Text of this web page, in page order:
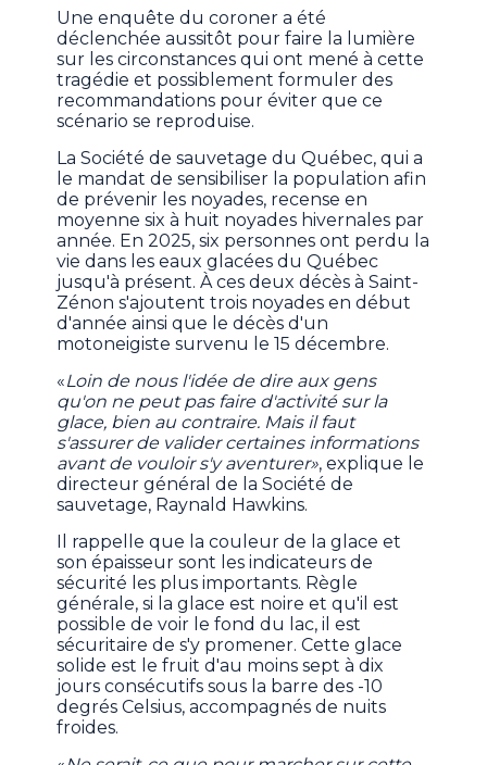
Une enquête du coroner a été
déclenchée aussitôt pour faire la lumière
sur les circonstances qui ont mené à cette
tragédie et possiblement formuler des
recommandations pour éviter que ce
scénario se reproduise.
La Société de sauvetage du Québec, qui a
le mandat de sensibiliser la population afin
de prévenir les noyades, recense en
moyenne six à huit noyades hivernales par
année. En 2025, six personnes ont perdu la
vie dans les eaux glacées du Québec
jusqu'à présent. À ces deux décès à Saint-
Zénon s'ajoutent trois noyades en début
d'année ainsi que le décès d'un
motoneigiste survenu le 15 décembre.
«Loin de nous l'idée de dire aux gens
qu'on ne peut pas faire d'activité sur la
glace, bien au contraire. Mais il faut
s'assurer de valider certaines informations
avant de vouloir s'y aventurer», explique le
directeur général de la Société de
sauvetage, Raynald Hawkins.
Il rappelle que la couleur de la glace et
son épaisseur sont les indicateurs de
sécurité les plus importants. Règle
générale, si la glace est noire et qu'il est
possible de voir le fond du lac, il est
sécuritaire de s'y promener. Cette glace
solide est le fruit d'au moins sept à dix
jours consécutifs sous la barre des -10
degrés Celsius, accompagnés de nuits
froides.